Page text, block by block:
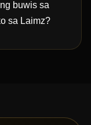
buwis sa
sa Laimz?